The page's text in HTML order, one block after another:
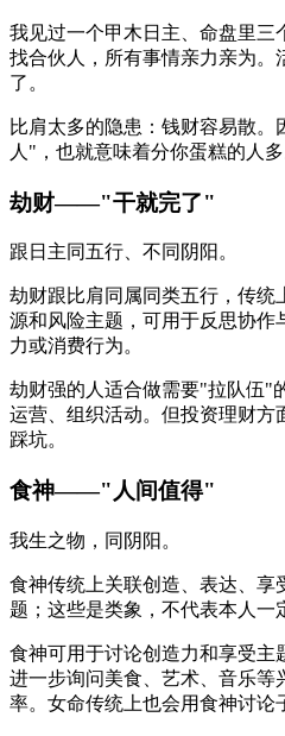
我见过一个甲木日主、命盘里三
找合伙人，所有事情亲力亲为。
了。
比肩太多的隐患：钱财容易散。
人"，也就意味着分你蛋糕的人多
劫财——"干就完了"
跟日主同五行、不同阴阳。
劫财跟比肩同属同类五行，传统
源和风险主题，可用于反思协作
力或消费行为。
劫财强的人适合做需要"拉队伍
运营、组织活动。但投资理财方
踩坑。
食神——"人间值得"
我生之物，同阴阳。
食神传统上关联创造、表达、享
题；这些是类象，不代表本人一
食神可用于讨论创造力和享受主
进一步询问美食、艺术、音乐等
率。女命传统上也会用食神讨论